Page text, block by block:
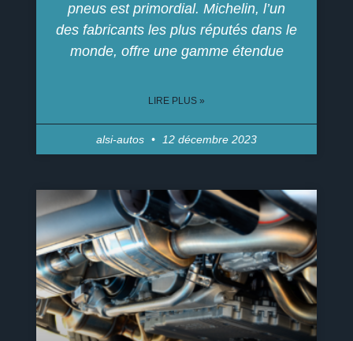
pneus est primordial. Michelin, l’un
des fabricants les plus réputés dans le
monde, offre une gamme étendue
LIRE PLUS »
alsi-autos 12 décembre 2023